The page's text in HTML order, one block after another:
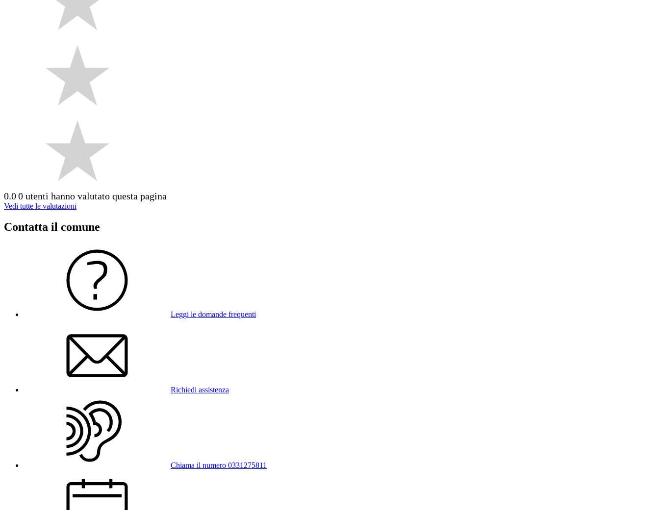
0.00 utenti hanno valutato questa pagina
Vedi tutte le valutazioni
Contatta il comune
Leggi le domande frequenti
Richiedi assistenza
Chiama il numero 0331275811